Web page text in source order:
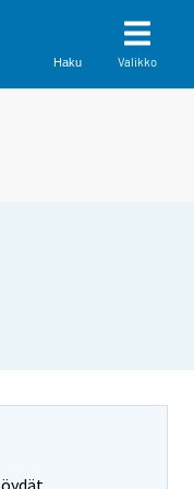
Haku Valikko